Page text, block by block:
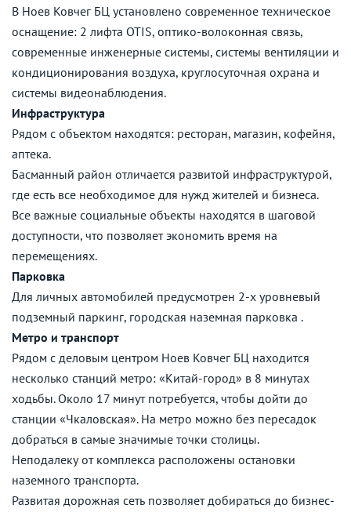
В Ноев Ковчег БЦ установлено современное техническое
оснащение: 2 лифта OTIS, оптико-волоконная связь,
современные инженерные системы, системы вентиляции и
кондиционирования воздуха, круглосуточная охрана и
системы видеонаблюдения.
Инфраструктура
Рядом с объектом находятся: ресторан, магазин, кофейня,
аптека.
Басманный район отличается развитой инфраструктурой,
где есть все необходимое для нужд жителей и бизнеса.
Все важные социальные объекты находятся в шаговой
доступности, что позволяет экономить время на
перемещениях.
Парковка
Для личных автомобилей предусмотрен 2-х уровневый
подземный паркинг, городская наземная парковка .
Метро и транспорт
Рядом с деловым центром Ноев Ковчег БЦ находится
несколько станций метро: «Китай-город» в 8 минутах
ходьбы. Около 17 минут потребуется, чтобы дойти до
станции «Чкаловская». На метро можно без пересадок
добраться в самые значимые точки столицы.
Неподалеку от комплекса расположены остановки
наземного транспорта.
Развитая дорожная сеть позволяет добираться до бизнес-